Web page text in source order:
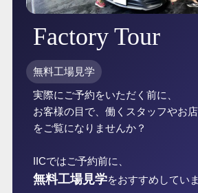
Factory Tour
無料工場見学
実際にご予約をいただく前に、
お客様の目で、働くスタッフやお
をご覧になりませんか？
IICではご予約前に、
無料工場見学をおすすめしていま